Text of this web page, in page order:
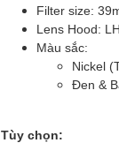
Filter size:
Lens Hood:
Màu sắc:
Nickel
Đen &
Tùy chọn: